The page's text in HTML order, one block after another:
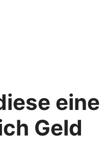
eine
Geld